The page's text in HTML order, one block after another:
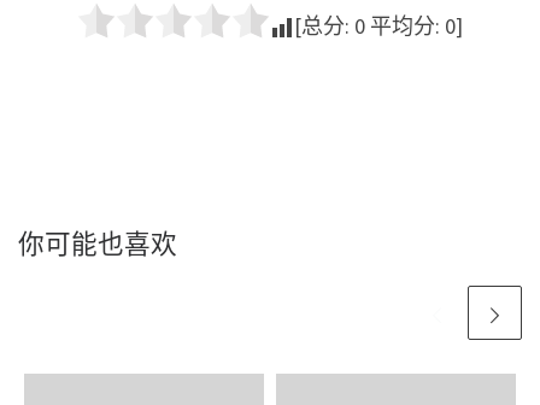
[总分: 0 平均分: 0]
你可能也喜欢